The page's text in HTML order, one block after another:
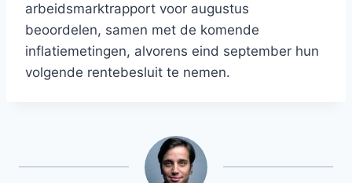
arbeidsmarktrapport voor augustus
beoordelen, samen met de komende
inflatiemetingen, alvorens eind september hun
volgende rentebesluit te nemen.